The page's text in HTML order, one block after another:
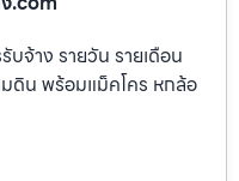
บจ้าง รายวัน รายเดือน
ดิน พร้อมแม็คโคร หกล้อ